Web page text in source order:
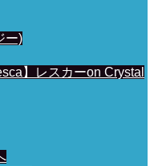
ー)
】レスカーon Crystal